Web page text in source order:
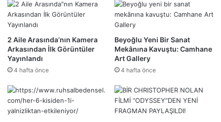
2 Aile Arasında’nın Kamera
Arkasından İlk Görüntüler
Yayınlandı
4 hafta önce
Beyoğlu Yeni Bir Sanat
Mekânına Kavuştu: Camhane
Art Gallery
4 hafta önce